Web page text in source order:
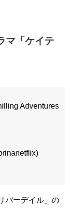
マ「ケイテ
Adventures
バーデイル」の